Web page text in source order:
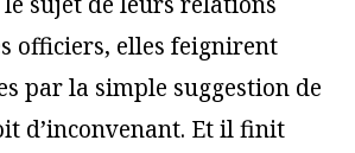
officiers, elles feignirent
par la simple suggestion de
d’inconvenant. Et il finit